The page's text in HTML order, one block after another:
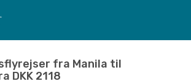
fra Manila til
DKK 2118